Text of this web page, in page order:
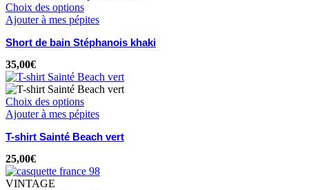
Choix des options
Ajouter à mes pépites
Short de bain Stéphanois khaki
35,00€
Choix des options
Ajouter à mes pépites
T-shirt Sainté Beach vert
25,00€
VINTAGE